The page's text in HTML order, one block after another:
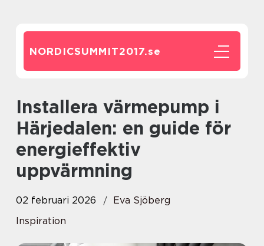
NORDICSUMMIT2017.se
Installera värmepump i
Härjedalen: en guide för
energieffektiv
uppvärmning
02 februari 2026
Eva Sjöberg
Inspiration